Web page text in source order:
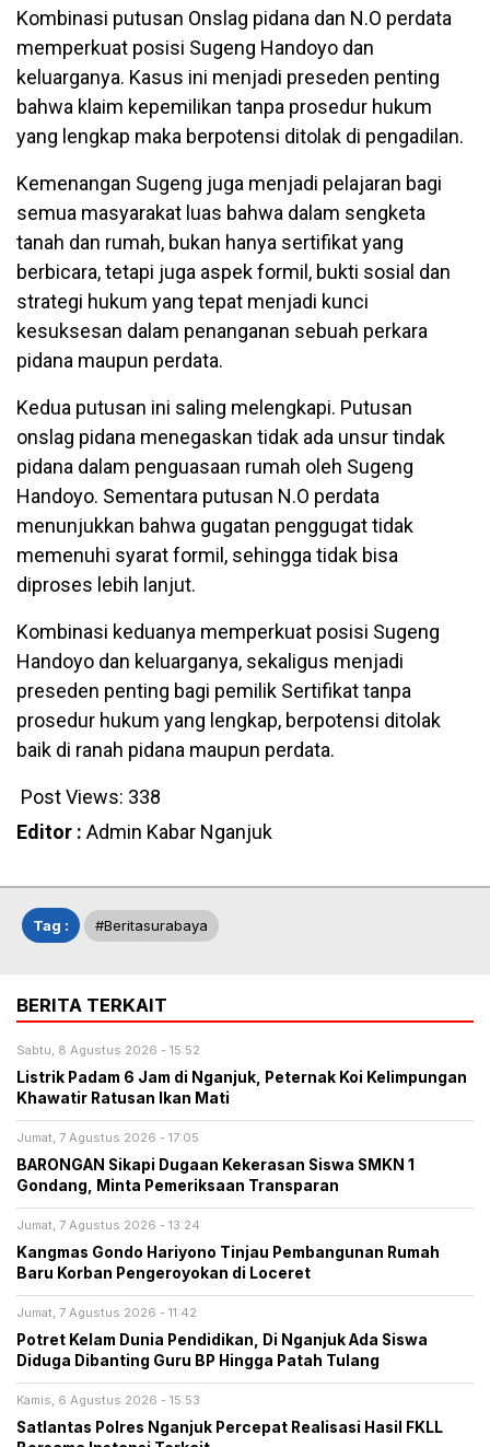
Kombinasi putusan Onslag pidana dan N.O perdata
memperkuat posisi Sugeng Handoyo dan
keluarganya. Kasus ini menjadi preseden penting
bahwa klaim kepemilikan tanpa prosedur hukum
yang lengkap maka berpotensi ditolak di pengadilan.
Kemenangan Sugeng juga menjadi pelajaran bagi
semua masyarakat luas bahwa dalam sengketa
tanah dan rumah, bukan hanya sertifikat yang
berbicara, tetapi juga aspek formil, bukti sosial dan
strategi hukum yang tepat menjadi kunci
kesuksesan dalam penanganan sebuah perkara
pidana maupun perdata.
Kedua putusan ini saling melengkapi. Putusan
onslag pidana menegaskan tidak ada unsur tindak
pidana dalam penguasaan rumah oleh Sugeng
Handoyo. Sementara putusan N.O perdata
menunjukkan bahwa gugatan penggugat tidak
memenuhi syarat formil, sehingga tidak bisa
diproses lebih lanjut.
Kombinasi keduanya memperkuat posisi Sugeng
Handoyo dan keluarganya, sekaligus menjadi
preseden penting bagi pemilik Sertifikat tanpa
prosedur hukum yang lengkap, berpotensi ditolak
baik di ranah pidana maupun perdata.
Post Views: 338
Editor : Admin Kabar Nganjuk
Tag : #beritasurabaya
BERITA TERKAIT
Sabtu, 8 Agustus 2026 - 15:52
Listrik Padam 6 Jam di Nganjuk, Peternak Koi Kelimpungan
Khawatir Ratusan Ikan Mati
Jumat, 7 Agustus 2026 - 17:05
BARONGAN Sikapi Dugaan Kekerasan Siswa SMKN 1
Gondang, Minta Pemeriksaan Transparan
Jumat, 7 Agustus 2026 - 13:24
Kangmas Gondo Hariyono Tinjau Pembangunan Rumah
Baru Korban Pengeroyokan di Loceret
Jumat, 7 Agustus 2026 - 11:42
Potret Kelam Dunia Pendidikan, Di Nganjuk Ada Siswa
Diduga Dibanting Guru BP Hingga Patah Tulang
Kamis, 6 Agustus 2026 - 15:53
Satlantas Polres Nganjuk Percepat Realisasi Hasil FKLL